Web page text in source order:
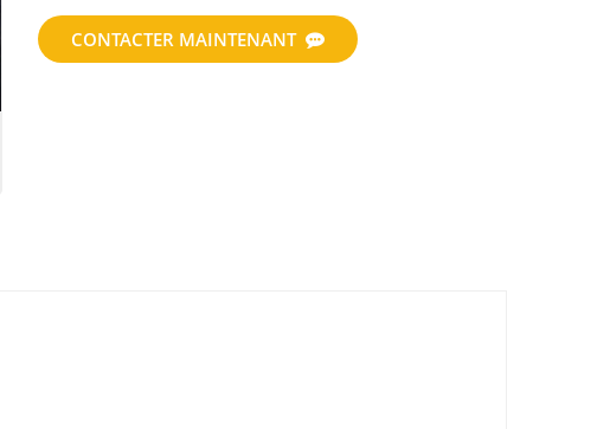
CONTACTER MAINTENANT